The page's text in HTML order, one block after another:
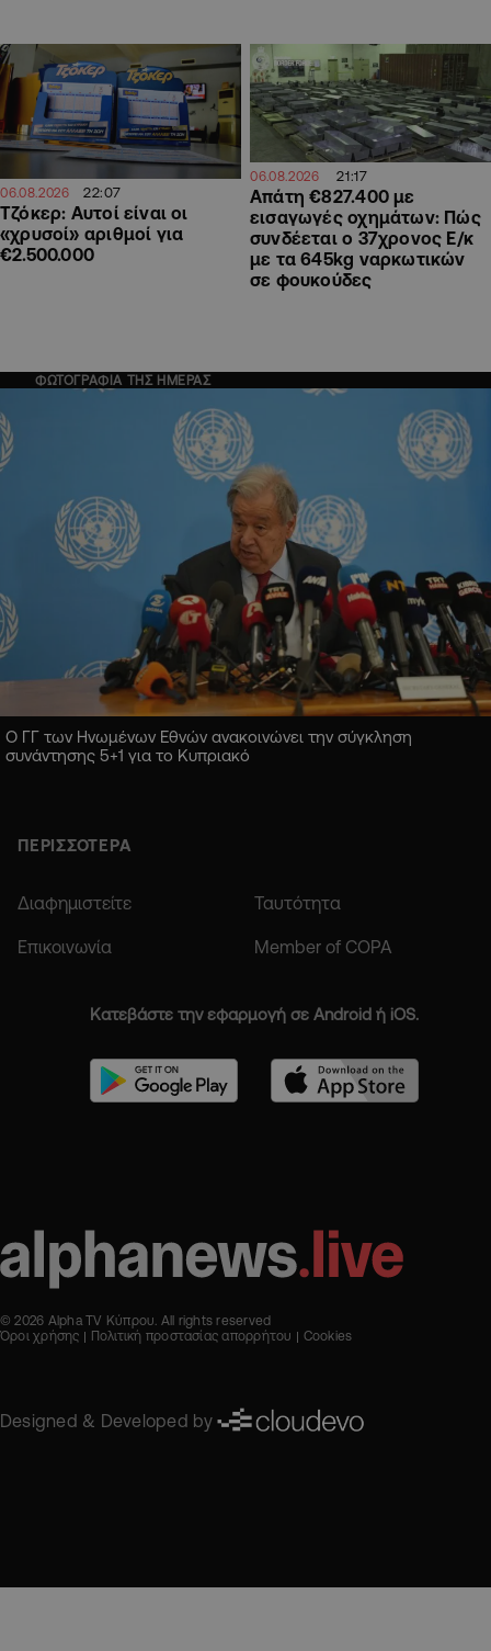
06.08.2026 22:07
Τζόκερ: Αυτοί είναι οι
«χρυσοί» αριθμοί για
€2.500.000
06.08.2026 21:17
Απάτη €827.400 με
εισαγωγές οχημάτων: Πώς
συνδέεται ο 37χρονος Ε/κ
με τα 645kg ναρκωτικών
σε φουκούδες
ΦΩΤΟΓΡΑΦΙΑ ΤΗΣ ΗΜΕΡΑΣ
Ο ΓΓ των Ηνωμένων Εθνών ανακοινώνει την σύγκληση
συνάντησης 5+1 για το Κυπριακό
ΠΕΡΙΣΣΟΤΕΡΑ
Διαφημιστείτε Ταυτότητα
Επικοινωνία Member of COPA
Κατεβάστε την εφαρμογή σε Android ή iOS.
© 2026 Alpha TV Κύπρου. All rights reserved
Όροι χρήσης
Πολιτική προστασίας απορρήτου Cookies
Designed & Developed by